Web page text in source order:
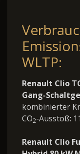
WLTP:
Renault Clio
Gang-
kombinierter
CO2-Ausstoß:
Renault Clio